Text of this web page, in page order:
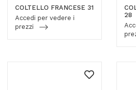
COLTELLO FRANCESE 31
Accedi per vedere i
prezzi
28